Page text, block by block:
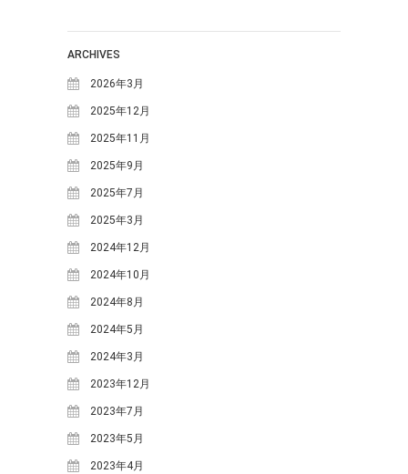
2020年10月(1)
2020年9月(2)
2020年7月(1)
2020年5月(1)
2019年7月(1)
2019年4月(1)
2019年2月(2)
2019年1月(1)
2018年12月(1)
2018年11月(2)
2018年10月(2)
2018年9月(2)
2018年8月(5)
2018年7月(3)
2018年6月(2)
2018年5月(4)
2018年4月(2)
ARCHIVES
2026年3月
2025年12月
2025年11月
2025年9月
2025年7月
2025年3月
2024年12月
2024年10月
2024年8月
2024年5月
2024年3月
2023年12月
2023年7月
2023年5月
2023年4月